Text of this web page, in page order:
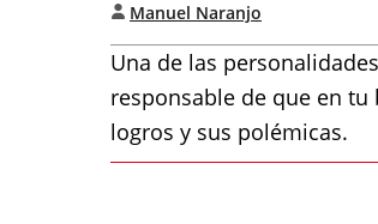
Manuel Naranjo
Una de las
responsable de que en
logros y sus polémicas.